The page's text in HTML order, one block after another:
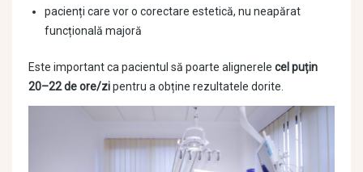
pacienți care vor o corectare estetică, nu neapărat
funcțională majoră
Este important ca pacientul să poarte alignerele cel puțin
20–22 de ore/zipentru a obține rezultatele dorite.